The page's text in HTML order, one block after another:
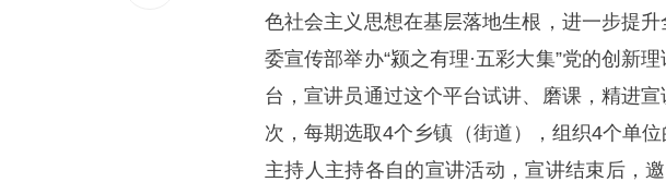
色社会主义思想在基层落地生根，进一步提升
委宣传部举办“颍之有理·五彩大集”党的创新
台，宣讲员通过这个平台试讲、磨课，精进
次，每期选取4个乡镇（街道），组织4个单
主持人主持各自的宣讲活动，宣讲结束后，